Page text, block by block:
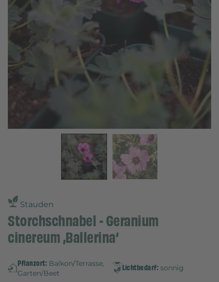
Stauden
Storchschnabel - Geranium
cinereum ‚Ballerina‘
Pflanzort: Balkon/Terrasse,
Garten/Beet
Lichtbedarf: sonnig